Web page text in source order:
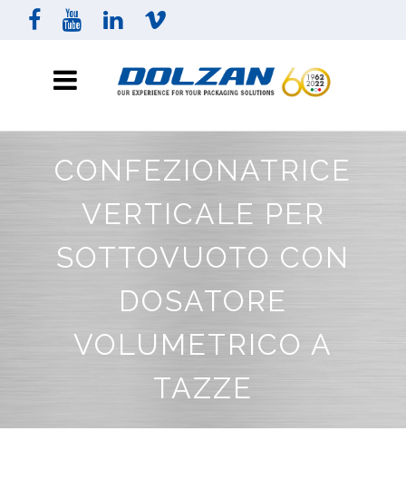
CONFEZIONATRICE
VERTICALE PER
SOTTOVUOTO CON
DOSATORE
VOLUMETRICO A
TAZZE